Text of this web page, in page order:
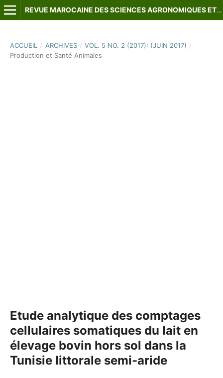
REVUE MAROCAINE DES SCIENCES AGRONOMIQUES ET VÉTÉRINAIRES
ACCUEIL / ARCHIVES / VOL. 5 NO. 2 (2017): (JUIN 2017) /
Production et Santé Animales
Etude analytique des comptages
cellulaires somatiques du lait en
élevage bovin hors sol dans la
Tunisie littorale semi-aride